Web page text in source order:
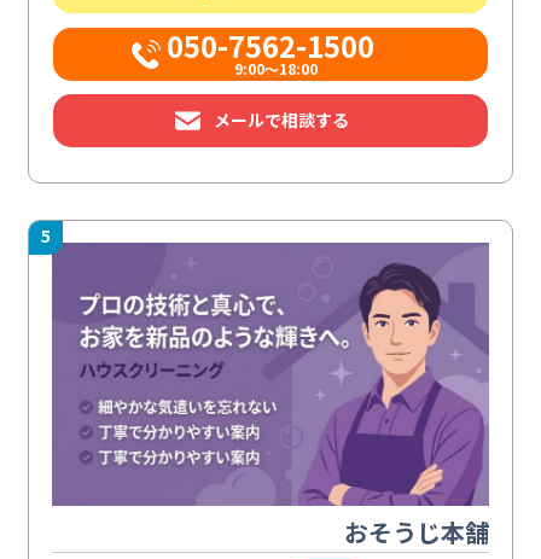
050-7562-1500
9:00～18:00
メールで相談する
5
おそうじ本舗